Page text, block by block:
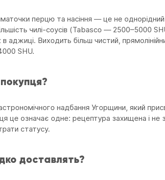
перцю та насіння — це не
чилі-соусів (Tabasco — 2500–5000
аджиці. Виходить більш чистий,
SHU.
надбання Угорщини, який
це означає одне: рецептура захищена і
статусу.
доставлять?